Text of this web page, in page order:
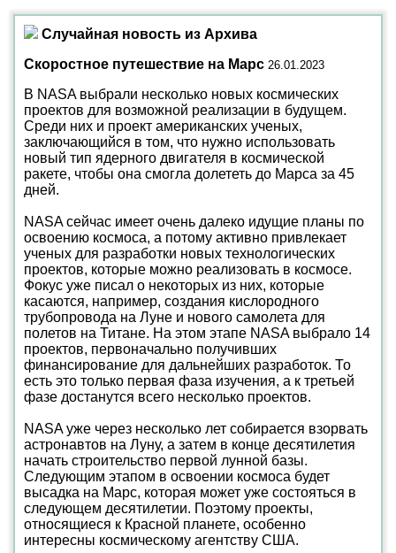
Случайная новость из Архива
Скоростное путешествие на Марс 26.01.2023
В NASA выбрали несколько новых космических
проектов для возможной реализации в будущем.
Среди них и проект американских ученых,
заключающийся в том, что нужно использовать
новый тип ядерного двигателя в космической
ракете, чтобы она смогла долететь до Марса за 45
дней.
NASA сейчас имеет очень далеко идущие планы по
освоению космоса, а потому активно привлекает
ученых для разработки новых технологических
проектов, которые можно реализовать в космосе.
Фокус уже писал о некоторых из них, которые
касаются, например, создания кислородного
трубопровода на Луне и нового самолета для
полетов на Титане. На этом этапе NASA выбрало 14
проектов, первоначально получивших
финансирование для дальнейших разработок. То
есть это только первая фаза изучения, а к третьей
фазе достанутся всего несколько проектов.
NASA уже через несколько лет собирается взорвать
астронавтов на Луну, а затем в конце десятилетия
начать строительство первой лунной базы.
Следующим этапом в освоении космоса будет
высадка на Марс, которая может уже состояться в
следующем десятилетии. Поэтому проекты,
относящиеся к Красной планете, особенно
интересны космическому агентству США.